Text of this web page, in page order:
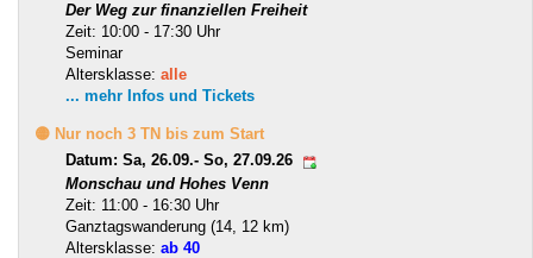
Der Weg zur finanziellen Freiheit
Zeit: 10:00 - 17:30 Uhr
Seminar
Altersklasse: alle
... mehr Infos und Tickets
🟡 Nur noch 3 TN bis zum Start
Datum: Sa, 26.09.- So, 27.09.26
Monschau und Hohes Venn
Zeit: 11:00 - 16:30 Uhr
Ganztagswanderung (14, 12 km)
Altersklasse: ab 40